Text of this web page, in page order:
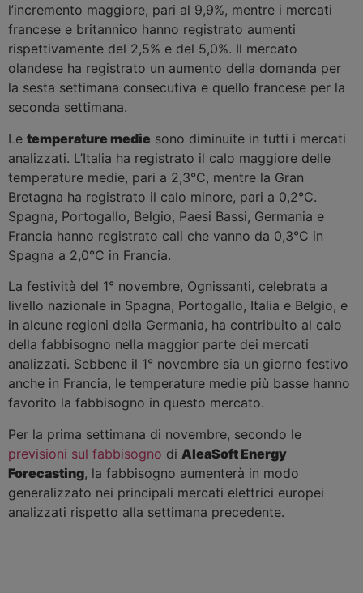
l’incremento maggiore, pari al 9,9%, mentre i mercati
francese e britannico hanno registrato aumenti
rispettivamente del 2,5% e del 5,0%. Il mercato
olandese ha registrato un aumento della domanda per
la sesta settimana consecutiva e quello francese per la
seconda settimana.
Le temperature medie sono diminuite in tutti i mercati
analizzati. L’Italia ha registrato il calo maggiore delle
temperature medie, pari a 2,3°C, mentre la Gran
Bretagna ha registrato il calo minore, pari a 0,2°C.
Spagna, Portogallo, Belgio, Paesi Bassi, Germania e
Francia hanno registrato cali che vanno da 0,3°C in
Spagna a 2,0°C in Francia.
La festività del 1° novembre, Ognissanti, celebrata a
livello nazionale in Spagna, Portogallo, Italia e Belgio, e
in alcune regioni della Germania, ha contribuito al calo
della fabbisogno nella maggior parte dei mercati
analizzati. Sebbene il 1° novembre sia un giorno festivo
anche in Francia, le temperature medie più basse hanno
favorito la fabbisogno in questo mercato.
Per la prima settimana di novembre, secondo le
previsioni sul fabbisogno di AleaSoft Energy
Forecasting, la fabbisogno aumenterà in modo
generalizzato nei principali mercati elettrici europei
analizzati rispetto alla settimana precedente.